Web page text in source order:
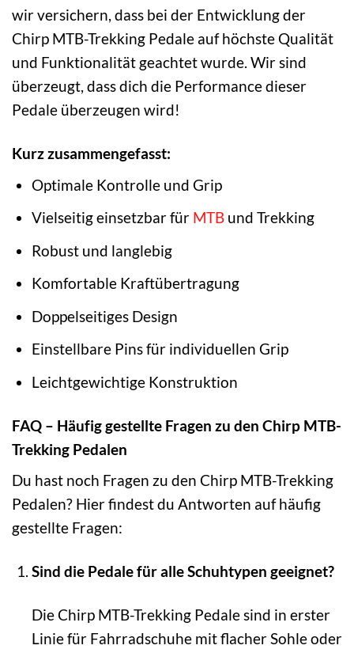
wir versichern, dass bei der Entwicklung der
Chirp MTB-Trekking Pedale auf höchste Qualität
und Funktionalität geachtet wurde. Wir sind
überzeugt, dass dich die Performance dieser
Pedale überzeugen wird!
Kurz zusammengefasst:
Optimale Kontrolle und Grip
Vielseitig einsetzbar für MTBund Trekking
Robust und langlebig
Komfortable Kraftübertragung
Doppelseitiges Design
Einstellbare Pins für individuellen Grip
Leichtgewichtige Konstruktion
FAQ – Häufig gestellte Fragen zu den Chirp MTB-
Trekking Pedalen
Du hast noch Fragen zu den Chirp MTB-Trekking
Pedalen? Hier findest du Antworten auf häufig
gestellte Fragen:
Sind die Pedale für alle Schuhtypen geeignet?
Die Chirp MTB-Trekking Pedale sind in erster
Linie für Fahrradschuhe mit flacher Sohle oder